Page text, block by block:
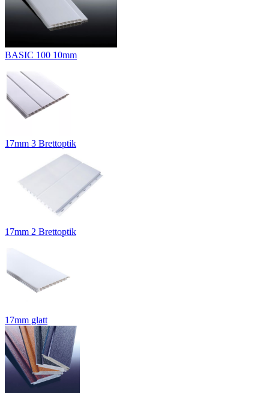
BASIC 100 10mm
17mm 3 Brettoptik
17mm 2 Brettoptik
17mm glatt